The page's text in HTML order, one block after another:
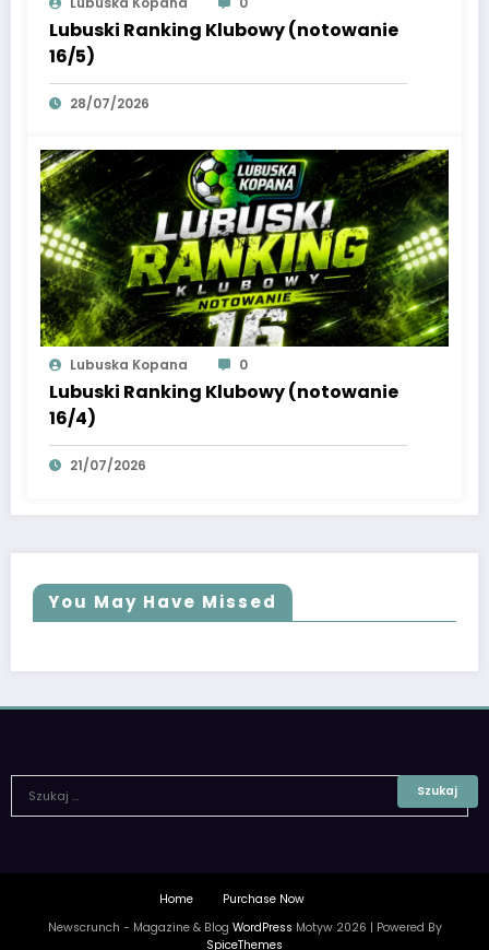
Lubuski Ranking Klubowy (notowanie
16/5)
28/07/2026
Lubuska Kopana 0
Lubuski Ranking Klubowy (notowanie
16/4)
21/07/2026
You May Have Missed
Home
Purchase Now
Newscrunch - Magazine & Blog WordPress Motyw 2026 | Powered By
SpiceThemes